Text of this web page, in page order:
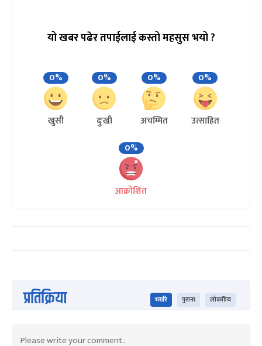
यो खबर पढेर तपाईलाई कस्तो महसुस भयो ?
0%
खुसी
0%
दुःखी
0%
अचम्मित
0%
उत्साहित
0%
आक्रोशित
प्रतिक्रिया भर्खरै पुराना लोकप्रिय